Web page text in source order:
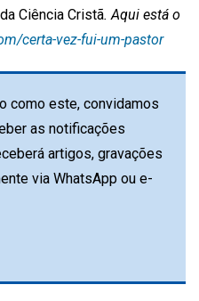
Ciência Cristã. Aqui está o
certa-vez-fui-um-pastor
como este, convidamos
as notificações
artigos, gravações
via WhatsApp ou e-